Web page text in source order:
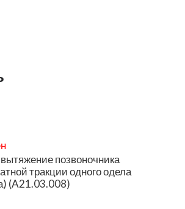
позвоночника
тракции одного одела
(A21.03.008)